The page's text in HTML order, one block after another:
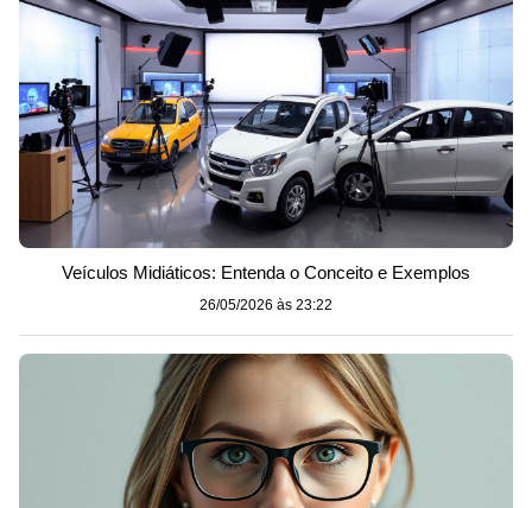
Veículos Midiáticos: Entenda o Conceito e Exemplos
26/05/2026 às 23:22